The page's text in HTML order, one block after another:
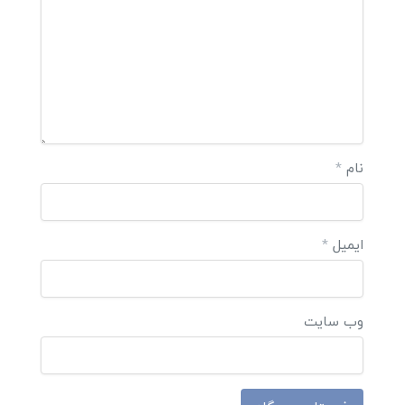
نام *
ایمیل *
وب‌ سایت